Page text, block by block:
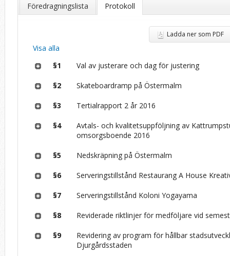
Föredragningslista Protokoll
Ladda ner som PDF
Visa alla
§1
Val av justerare och dag för justering
§2 Skateboardramp på Östermalm
§3 Tertialrapport 2 år 2016
§4
Avtals- och kvalitetsuppföljning av
omsorgsboende 2016
§5 Nedskräpning på Östermalm
§6 Serveringstillstånd Restaurang A House
§7 Serveringstillstånd Koloni Yogayama
§8 Reviderade riktlinjer för medföljare vid
§9
Revidering av program för hållbar
Djurgårdsstaden